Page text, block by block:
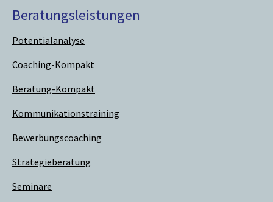
Beratungsleistungen
Potential­analyse
Coaching-Kompakt
Beratung-Kompakt
Kommunikations­trai­ning
Bewerbungs­coaching
Strategie­beratung
Seminare